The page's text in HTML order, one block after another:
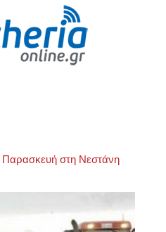
στη Νεστάνη